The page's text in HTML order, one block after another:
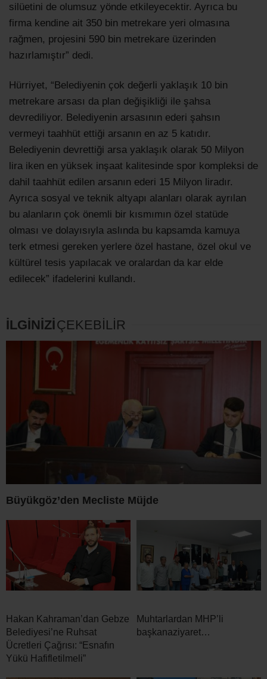
silüetini de olumsuz yönde etkileyecektir. Ayrıca bu
firma kendine ait 350 bin metrekare yeri olmasına
rağmen, projesini 590 bin metrekare üzerinden
hazırlamıştır” dedi.
Hürriyet, “Belediyenin çok değerli yaklaşık 10 bin
metrekare arsası da plan değişikliği ile şahsa
devrediliyor. Belediyenin arsasının ederi şahsın
vermeyi taahhüt ettiği arsanın en az 5 katıdır.
Belediyenin devrettiği arsa yaklaşık olarak 50 Milyon
lira iken en yüksek inşaat kalitesinde spor kompleksi de
dahil taahhüt edilen arsanın ederi 15 Milyon liradır.
Ayrıca sosyal ve teknik altyapı alanları olarak ayrılan
bu alanların çok önemli bir kısmımın özel statüde
olması ve dolayısıyla aslında bu kapsamda kamuya
terk etmesi gereken yerlere özel hastane, özel okul ve
kültürel tesis yapılacak ve oralardan da kar elde
edilecek” ifadelerini kullandı.
İLGİNİZİÇEKEBİLİR
Büyükgöz’den Mecliste Müjde
Hakan Kahraman’dan Gebze
Belediyesi’ne Ruhsat
Ücretleri Çağrısı: “Esnafın
Yükü Hafifletilmeli”
Muhtarlardan MHP’li
başkanaziyaret…